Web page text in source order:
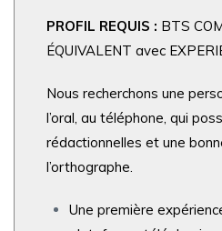
PROFIL REQUIS : BTS
ÉQUIVALENT avec
Nous recherchons une
l’oral, au téléphone, qui
rédactionnelles et une
l’orthographe.
Une première